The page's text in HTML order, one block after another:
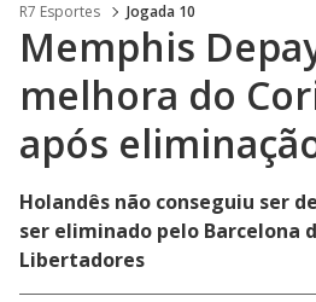
R7 Esportes Jogada 10
Memphis
melhora do
após
Holandês não conseguiu ser
ser eliminado pelo Barcelona
Libertadores